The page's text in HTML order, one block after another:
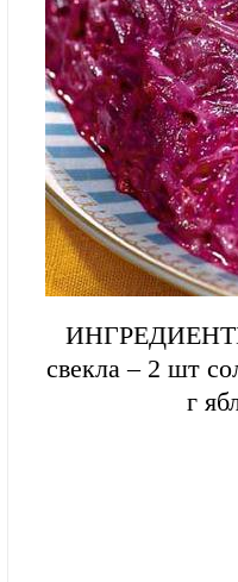
свекла – 2 шт
г